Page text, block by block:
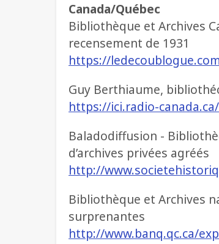
Canada/Québec
Bibliothèque et Archives
recensement de 1931
https://
Guy Berthiaume,
https://ici.radio-
Baladodiffusion -
d’archives privées agréés
http://
Bibliothèque et Archives
surprenantes
http://www.banq.qc.ca/